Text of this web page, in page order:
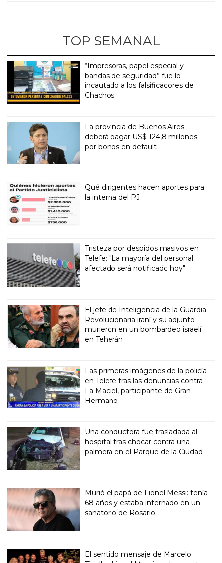
TOP SEMANAL
“Impresoras, papel especial y
bandas de seguridad” fue lo
incautado a los falsificadores de
Chachos
La provincia de Buenos Aires
deberá pagar US$ 124,8 millones
por bonos en default
Qué dirigentes hacen aportes para
la interna del PJ
Tristeza por despidos masivos en
Telefe: "La mayoría del personal
afectado será notificado hoy"
El jefe de Inteligencia de la Guardia
Revolucionaria iraní y su adjunto
murieron en un bombardeo israelí
en Teherán
Las primeras imágenes de la policía
en Telefe tras las denuncias contra
La Maciel, participante de Gran
Hermano
Una conductora fue trasladada al
hospital tras chocar contra una
palmera en el Parque de la Ciudad
Murió el papá de Lionel Messi: tenía
68 años y estaba internado en un
sanatorio de Rosario
El sentido mensaje de Marcelo